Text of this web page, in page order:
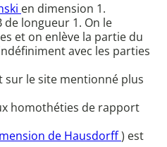
en dimension 1.
longueur 1. On le
et on enlève la partie du
avec les parties
sur le site mentionné plus
homothéties de rapport
de Hausdorff) est